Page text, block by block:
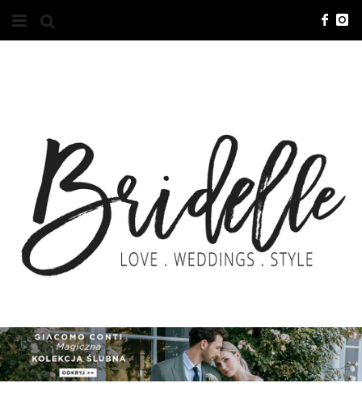
O NAS
KONTAKT
REKLAMA
ADVERTISING
ZGŁOSZENIA